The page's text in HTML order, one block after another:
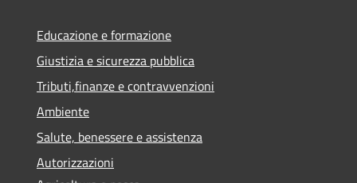
Educazione e formazione
Giustizia e sicurezza pubblica
Tributi,finanze e contravvenzioni
Ambiente
Salute, benessere e assistenza
Autorizzazioni